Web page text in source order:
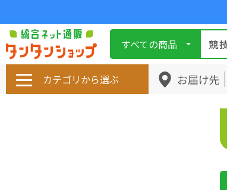
すべての商品
カテゴリから選ぶ お届け先